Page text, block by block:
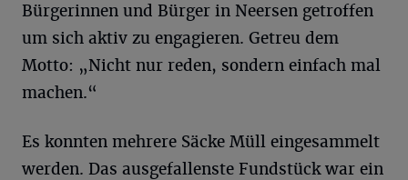
Bürgerinnen und Bürger in Neersen getroffen
um sich aktiv zu engagieren. Getreu dem
Motto: „Nicht nur reden, sondern einfach mal
machen.“
Es konnten mehrere Säcke Müll eingesammelt
werden. Das ausgefallenste Fundstück war ein